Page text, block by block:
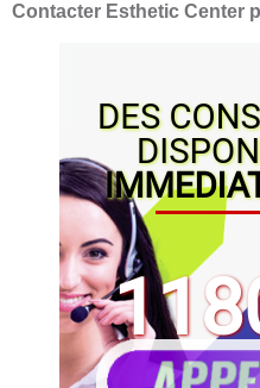
Contacter Esthetic Center